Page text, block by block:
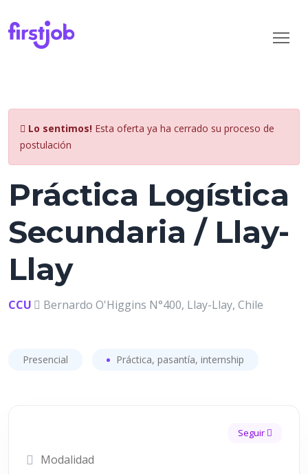
Lo sentimos! Esta oferta ya ha cerrado su proceso de
postulación
Práctica Logística
Secundaria / Llay-
Llay
CCU Bernardo O'Higgins N°400, Llay-Llay, Chile
Presencial Práctica, pasantía, internship
Seguir
Modalidad